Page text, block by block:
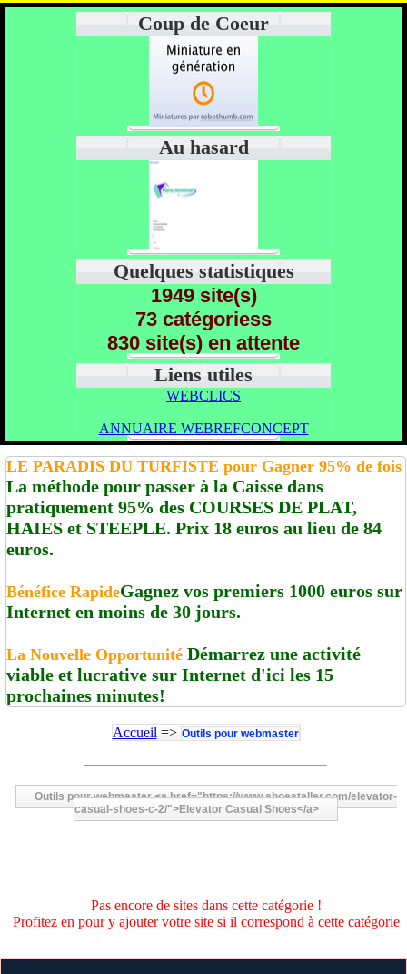
Coup de Coeur
Au hasard
Quelques statistiques
1949 site(s)
73 catégoriess
830 site(s) en attente
Liens utiles
WEBCLICS
ANNUAIRE WEBREFCONCEPT
LE PARADIS DU TURFISTE pour Gagner 95% de fois
La méthode pour passer à la Caisse dans
pratiquement 95% des COURSES DE PLAT,
HAIES et STEEPLE. Prix 18 euros au lieu de 84
euros.
Bénéfice RapideGagnez vos premiers 1000 euros sur
Internet en moins de 30 jours.
La Nouvelle Opportunité Démarrez une activité
viable et lucrative sur Internet d'ici les 15
prochaines minutes!
Accueil => Outils pour webmaster
Outils pour webmaster <a href="https://www.shoestaller.com/elevator-
casual-shoes-c-2/">Elevator Casual Shoes</a>
Pas encore de sites dans cette catégorie !
Profitez en pour y ajouter votre site si il correspond à cette catégorie